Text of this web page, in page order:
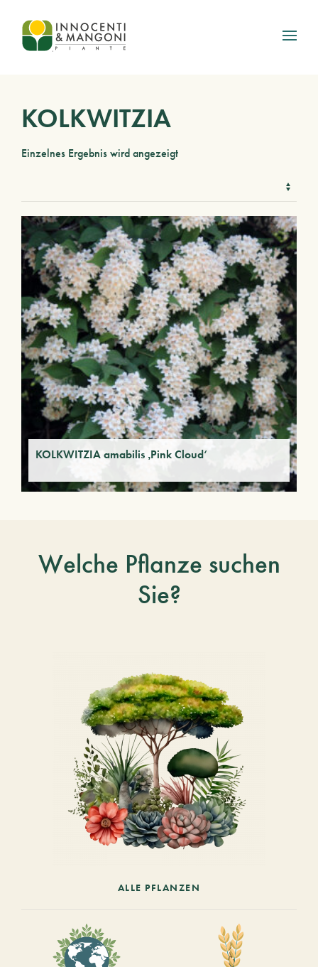
Skip to main content
KOLKWITZIA
Einzelnes Ergebnis wird angezeigt
KOLKWITZIA amabilis ‚Pink Cloud‘
Welche Pflanze suchen
Sie?
ALLE PFLANZEN